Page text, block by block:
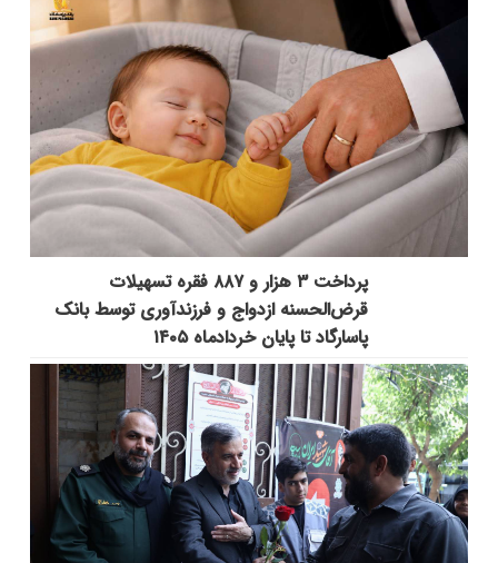
پرداخت ۳ هزار و ۸۸۷ فقره تسهیلات
قرض‌الحسنه ازدواج و فرزندآوری توسط بانک
پاسارگاد تا پایان خردادماه ۱۴۰۵